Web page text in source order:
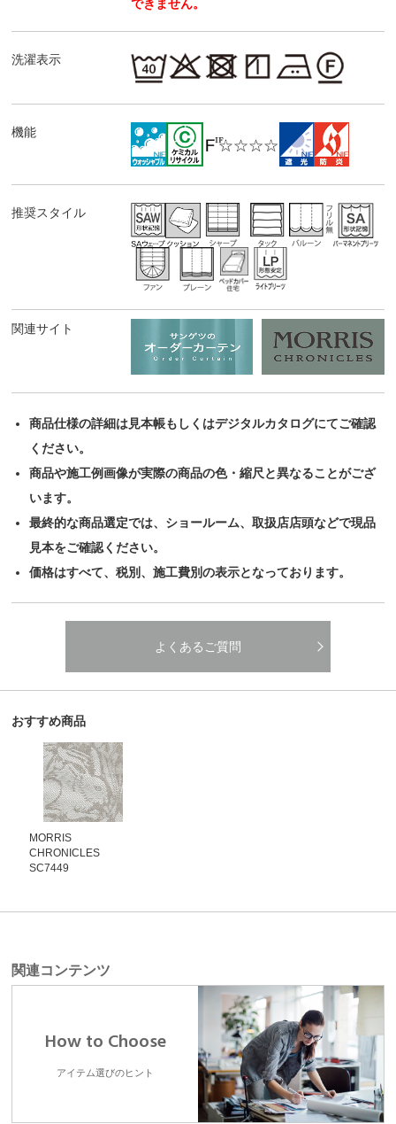
できません。
洗濯表示
機能
推奨スタイル
関連サイト
商品仕様の詳細は見本帳もしくはデジタルカタログにてご確認
ください。
商品や施工例画像が実際の商品の色・縮尺と異なることがござ
います。
最終的な商品選定では、ショールーム、取扱店店頭などで現品
見本をご確認ください。
価格はすべて、税別、施工費別の表示となっております。
よくあるご質問
おすすめ商品
MORRIS
CHRONICLES
SC7449
関連コンテンツ
How to Choose
アイテム選びのヒント